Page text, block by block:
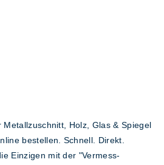
Holz, Glas & Spiegel
bestellen. Schnell. Direkt.
Einzigen mit der "Vermess-